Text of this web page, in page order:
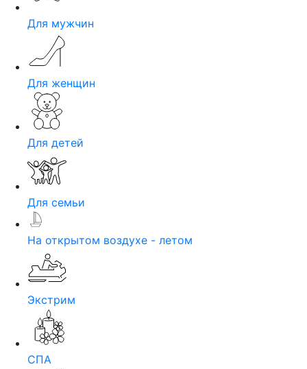
Для мужчин
Для женщин
Для детей
Для семьи
На открытом воздухе - летом
Экстрим
СПА